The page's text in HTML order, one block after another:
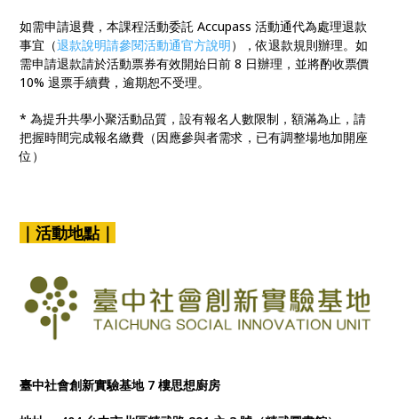
如需申請退費，本課程活動委託 Accupass 活動通代為處理退款
事宜（退款說明請參閱活動通官方說明），依退款規則辦理。如
需申請退款請於活動票券有效開始日前 8 日辦理，並將酌收票價
10% 退票手續費，逾期恕不受理。
* 為提升共學小聚活動品質，設有報名人數限制，額滿為止，請
把握時間完成報名繳費（因應參與者需求，已有調整場地加開座
位）
｜活動地點｜
臺中社會創新實驗基地 7 樓思想廚房